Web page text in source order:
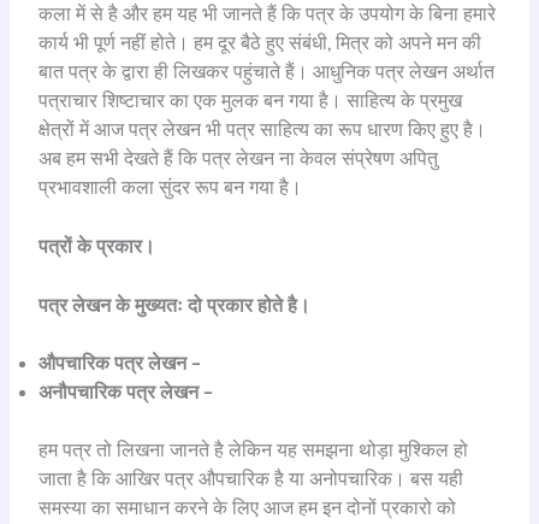
कला में से है और हम यह भी जानते हैं कि पत्र के उपयोग के बिना हमारे
कार्य भी पूर्ण नहीं होते। हम दूर बैठे हुए संबंधी, मित्र को अपने मन की
बात पत्र के द्वारा ही लिखकर पहुंचाते हैं। आधुनिक पत्र लेखन अर्थात
पत्राचार शिष्टाचार का एक मुलक बन गया है। साहित्य के प्रमुख
क्षेत्रों में आज पत्र लेखन भी पत्र साहित्य का रूप धारण किए हुए है।
अब हम सभी देखते हैं कि पत्र लेखन ना केवल संप्रेषण अपितु
प्रभावशाली कला सुंदर रूप बन गया है।
पत्रों के प्रकार।
पत्र लेखन के मुख्यतः दो प्रकार होते है।
औपचारिक पत्र लेखन –
अनौपचारिक पत्र लेखन –
हम पत्र तो लिखना जानते है लेकिन यह समझना थोड़ा मुश्किल हो
जाता है कि आखिर पत्र औपचारिक है या अनोपचारिक। बस यही
समस्या का समाधान करने के लिए आज हम इन दोनों प्रकारो को